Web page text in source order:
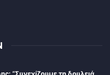
“Συνεχίζουμε τη δουλειά